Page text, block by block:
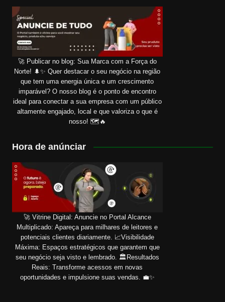
🚀 Publicar no blog: Sua Marca com a Força do
Norte! 🌲✨ Quer destacar o seu negócio na região
que tem uma energia única e um crescimento
imparável? O nosso blog é o ponto de encontro
ideal para conectar a sua empresa com um público
altamente engajado, local e que valoriza o que é
nosso! 🗺️🔥
Hora de anúnciar
🚀 Vitrine Digital: Anuncie no Portal Alcance
Multiplicado: Apareça para milhares de leitores e
potenciais clientes diariamente. 📈Visibilidade
Máxima: Espaços estratégicos que garantem que
seu negócio seja visto e lembrado. 🏛️Resultados
Reais: Transforme acessos em novas
oportunidades e impulsione suas vendas. 💼✨